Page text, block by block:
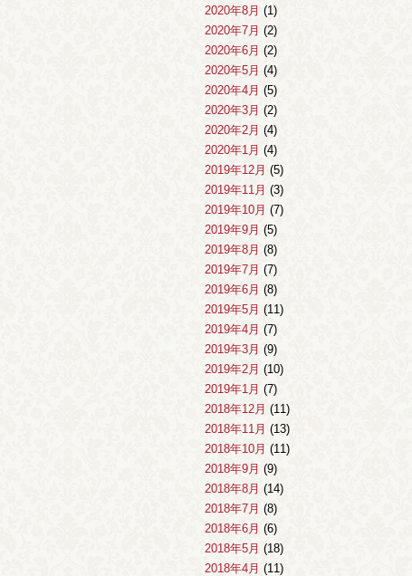
2020年8月 (1)
2020年7月 (2)
2020年6月 (2)
2020年5月 (4)
2020年4月 (5)
2020年3月 (2)
2020年2月 (4)
2020年1月 (4)
2019年12月 (5)
2019年11月 (3)
2019年10月 (7)
2019年9月 (5)
2019年8月 (8)
2019年7月 (7)
2019年6月 (8)
2019年5月 (11)
2019年4月 (7)
2019年3月 (9)
2019年2月 (10)
2019年1月 (7)
2018年12月 (11)
2018年11月 (13)
2018年10月 (11)
2018年9月 (9)
2018年8月 (14)
2018年7月 (8)
2018年6月 (6)
2018年5月 (18)
2018年4月 (11)